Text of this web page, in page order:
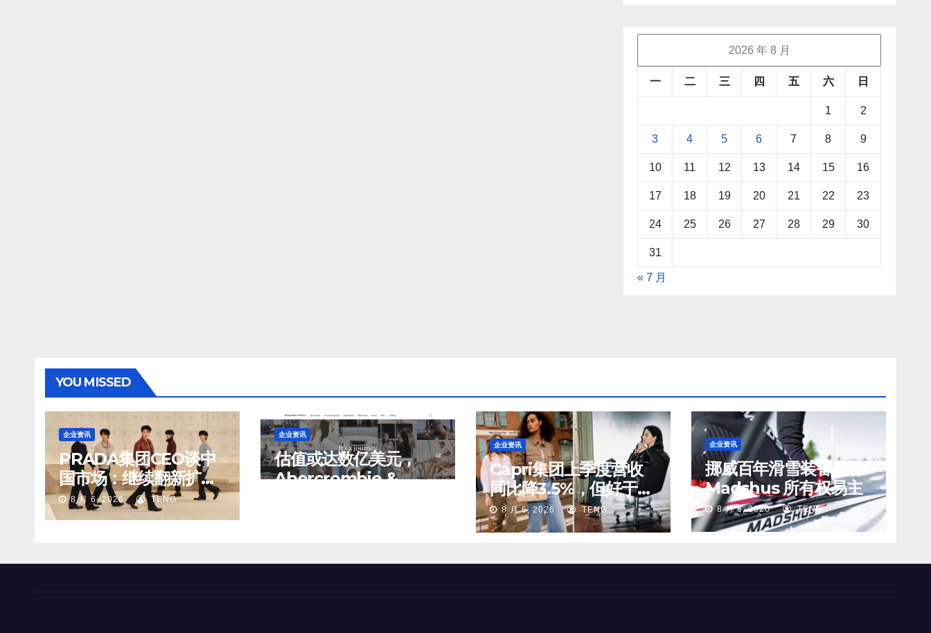
2026 年 8 月
一 二 三 四 五 六 日
1 2
3 4 5 6 7 8 9
10 11 12 13 14 15 16
17 18 19 20 21 22 23
24 25 26 27 28 29 30
31
« 7 月
YOU MISSED
企业资讯
PRADA集团CEO谈中
国市场：继续翻新扩建
重要门店；某些城市的
第二、第三店不再有价
8 月 6, 2026 TENG
企业资讯
估值或达数亿美元，
Abercrombie &
企业资讯
Capri集团上季度营收
同比降3.5%，但好于预
期；Michael Kors 在
中国市场持续向好
8 月 6, 2026 TENG
企业资讯
挪威百年滑雪装备品牌
Madshus 所有权易主
8 月 6, 2026 TENG